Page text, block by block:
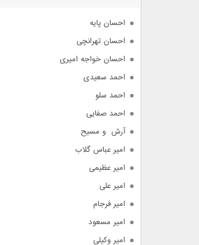
احسان پایه
احسان تهرانچی
احسان خواجه امیری
احمد سعیدی
احمد سلو
احمد صفایی
آرش  و مسیح
امیر عباس گلاب
امیر عظیمی
امیر علی
امیر فرجام
امیر مسعود
امیر وکیلی